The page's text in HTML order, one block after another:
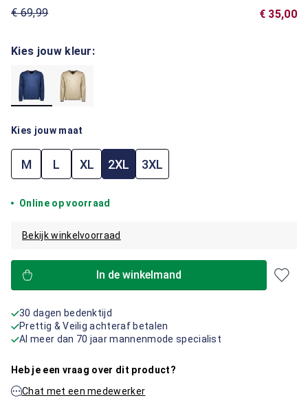
€ 69,99 € 35,00
Kies jouw kleur:
Kies jouw maat
M L XL 2XL 3XL
Online op voorraad
Bekijk winkelvoorraad
In de winkelmand
30 dagen bedenktijd
Prettig & Veilig achteraf betalen
Al meer dan 70 jaar mannenmode specialist
Heb je een vraag over dit product?
Chat met een medewerker